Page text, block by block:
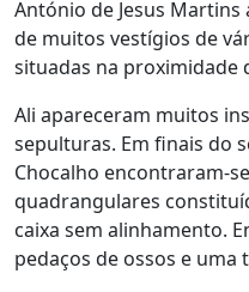
António de Jesus
de muitos vestígios de
situadas na proximidade
Ali apareceram muitos
sepulturas. Em finais do
Chocalho encontraram-
quadrangulares
caixa sem alinhamento.
pedaços de ossos e